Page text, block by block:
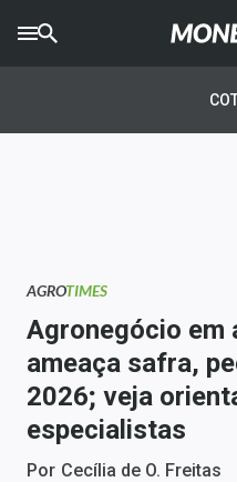
AGROTIMES
Newsletters
Money Trader
Anuncie
Últimas Notícias
AGROTIMES
Agronegócio em
ameaça safra,
2026; veja
especialistas
Por Cecília de O. Freitas